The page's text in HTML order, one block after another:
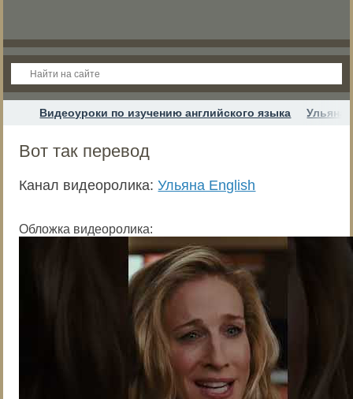
Видеоуроки по изучению английского языка Ульяна
Вот так перевод
Канал видеоролика:Ульяна English
Обложка видеоролика: